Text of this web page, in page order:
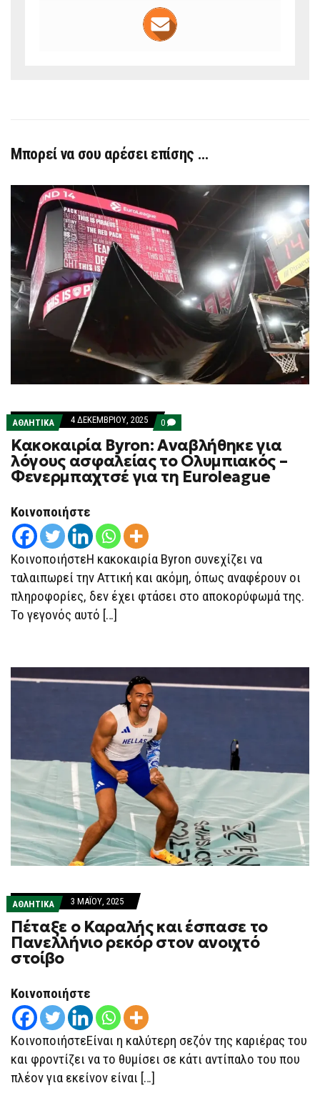
Μπορεί να σου αρέσει επίσης …
ΑΘΛΗΤΙΚΑ 4 ΔΕΚΕΜΒΡΊΟΥ, 2025 0 COMMENTS
ON
ΚΑΚΟΚΑΙΡΊΑ
BYRON:
ΑΝΑΒΛΉΘΗΚΕ
ΓΙΑ
ΛΌΓΟΥΣ
ΤΗ
EUROLEAGUE
Κακοκαιρία Byron: Αναβλήθηκε για
λόγους ασφαλείας το Ολυμπιακός –
Φενερμπαχτσέ για τη Euroleague
Κοινοποιήστε
ΚοινοποιήστεΗ κακοκαιρία Byron συνεχίζει να
ταλαιπωρεί την Αττική και ακόμη, όπως αναφέρουν οι
πληροφορίες, δεν έχει φτάσει στο αποκορύφωμά της.
Το γεγονός αυτό […]
ΑΘΛΗΤΙΚΑ 3 ΜΑΪ́ΟΥ, 2025
Πέταξε ο Καραλής και έσπασε το
Πανελλήνιο ρεκόρ στον ανοιχτό
στοίβο
Κοινοποιήστε
ΚοινοποιήστεΕίναι η καλύτερη σεζόν της καριέρας του
και φροντίζει να το θυμίσει σε κάτι αντίπαλο του που
πλέον για εκείνον είναι […]